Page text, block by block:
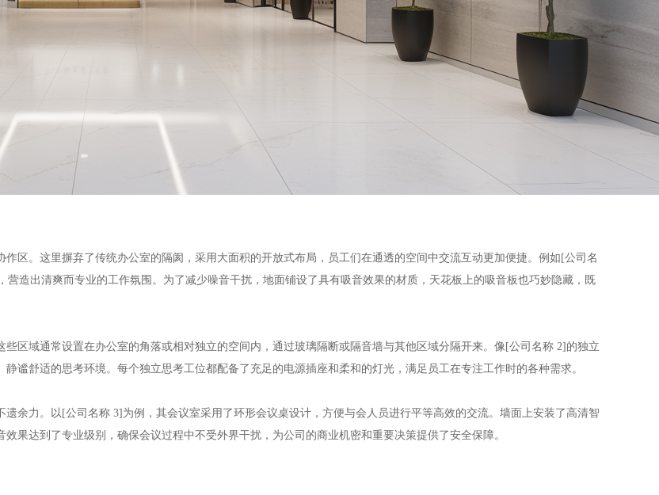
区。这里摒弃了传统办公室的隔阂，采用大面积的开放式布局，员工们在通透的空间中交流互动更加便捷。例如[公司名
造出清爽而专业的工作氛围。为了减少噪音干扰，地面铺设了具有吸音效果的材质，天花板上的吸音板也巧妙隐藏，既
区域通常设置在办公室的角落或相对独立的空间内，通过玻璃隔断或隔音墙与其他区域分隔开来。像[公司名称 2]的独立
谧舒适的思考环境。每个独立思考工位都配备了充足的电源插座和柔和的灯光，满足员工在专注工作时的各种需求。
余力。以[公司名称 3]为例，其会议室采用了环形会议桌设计，方便与会人员进行平等高效的交流。墙面上安装了高清智
果达到了专业级别，确保会议过程中不受外界干扰，为公司的商业机密和重要决策提供了安全保障。